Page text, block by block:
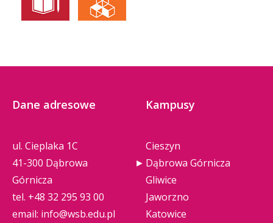
Dane adresowe
ul. Cieplaka 1C
41-300 Dąbrowa
Górnicza
tel. +48 32 295 93 00
email: info@wsb.edu.pl
Kampusy
Cieszyn
Dąbrowa Górnicza
Gliwice
Jaworzno
Katowice